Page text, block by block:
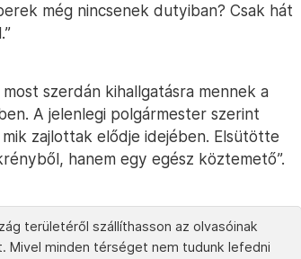
még nincsenek dutyiban? Csak hát
szerdán kihallgatásra mennek a
A jelenlegi polgármester szerint
zajlottak elődje idejében. Elsütötte
hanem egy egész köztemető”.
területéről szállíthasson az olvasóinak
minden térséget nem tudunk lefedni